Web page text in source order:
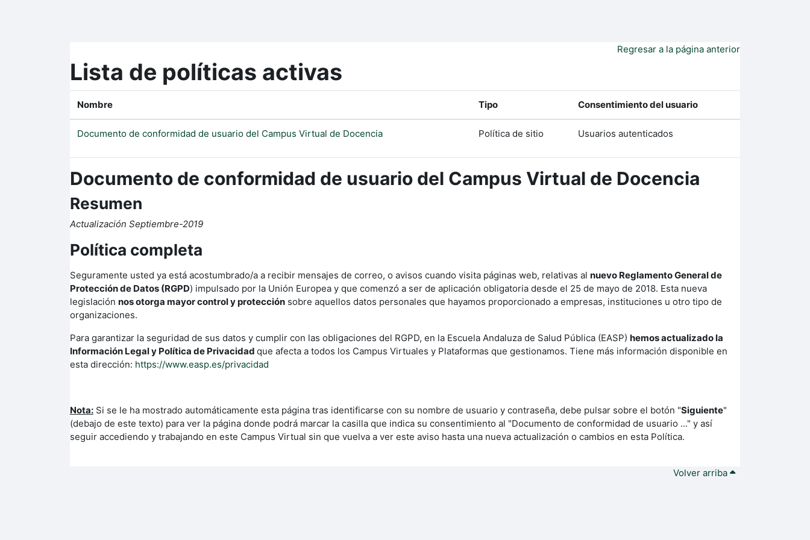
Regresar a la página anterior
Lista de políticas activas
Nombre Tipo Consentimiento del usuario
Documento de conformidad de usuario del Campus Virtual de Docencia Política de sitio Usuarios autenticados
Documento de conformidad de usuario del Campus Virtual de Docencia
Resumen
Actualización Septiembre-2019
Política completa
Seguramente usted ya está acostumbrado/a a recibir mensajes de correo, o avisos cuando visita páginas web, relativas al nuevo Reglamento General de
Protección de Datos (RGPD) impulsado por la Unión Europea y que comenzó a ser de aplicación obligatoria desde el 25 de mayo de 2018. Esta nueva
legislación nos otorga mayor control y protecciónsobre aquellos datos personales que hayamos proporcionado a empresas, instituciones u otro tipo de
organizaciones.
Para garantizar la seguridad de sus datos y cumplir con las obligaciones del RGPD, en la Escuela Andaluza de Salud Pública (EASP) hemos actualizado la
Información Legal y Política de Privacidad que afecta a todos los Campus Virtuales y Plataformas que gestionamos. Tiene más información disponible en
esta dirección: https://www.easp.es/privacidad
Nota:Si se le ha mostrado automáticamente esta página tras identificarse con su nombre de usuario y contraseña, debe pulsar sobre el botón "Siguiente"
(debajo de este texto) para ver la página donde podrá marcar la casilla que indica su consentimiento al "Documento de conformidad de usuario ..." y así
seguir accediendo y trabajando en este Campus Virtual sin que vuelva a ver este aviso hasta una nueva actualización o cambios en esta Política.
Volver arriba